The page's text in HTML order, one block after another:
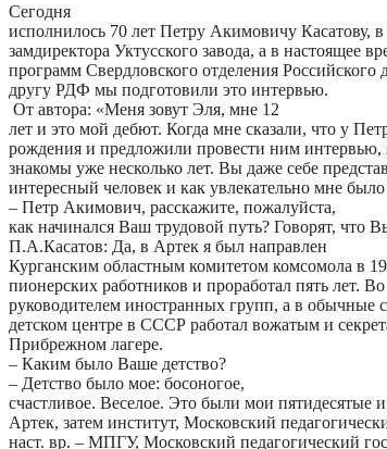
Сегодня
исполнилось 70 лет Петру Акимовичу Касатову,
замдиректора Уктусского завода, а в настоящее
программ Свердловского отделения
другу РДФ мы подготовили это интервью.
От автора: «Меня зовут Эля, мне 12
лет и это мой дебют. Когда мне сказали, что у
рождения и предложили провести ним интервью,
знакомы уже несколько лет. Вы даже себе
интересный человек и как увлекательно мне
– Петр Акимович, расскажите, пожалуйста,
как начинался Ваш трудовой путь? Говорят, что
П.А.Касатов: Да, в Артек я был направлен
Курганским областным комитетом комсомола в
пионерских работников и проработал пять лет.
руководителем иностранных групп, а в
детском центре в СССР работал вожатым и
Прибрежном лагере.
– Каким было Ваше детство?
– Детство было мое: босоногое,
счастливое. Веселое. Это были мои пятидесятые
Артек, затем институт, Московский
наст. вр. – МПГУ, Московский педагогический